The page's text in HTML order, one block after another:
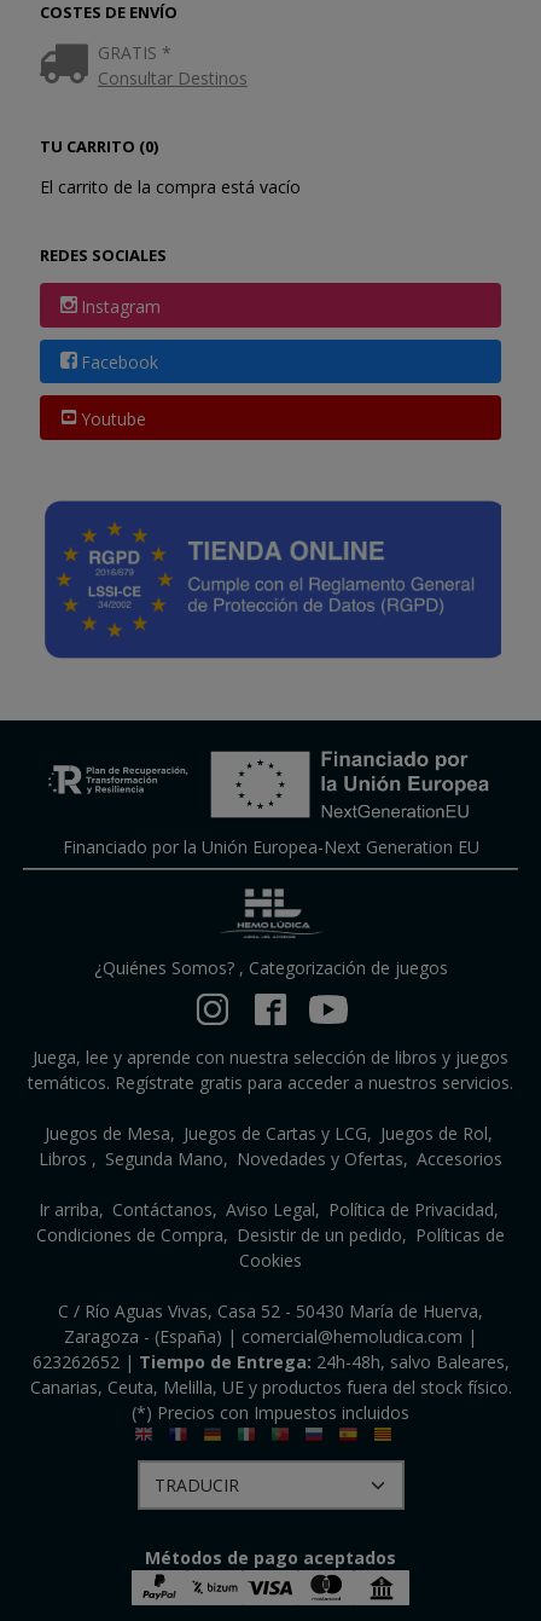
COSTES DE ENVÍO
GRATIS *
Consultar Destinos
TU CARRITO (0)
El carrito de la compra está vacío
REDES SOCIALES
Instagram
Facebook
Youtube
Financiado por la Unión Europea-Next Generation EU
¿Quiénes Somos?, Categorización de juegos
Juega, lee y aprende con nuestra selección de libros y juegos
temáticos. Regístrate gratis para acceder a nuestros servicios.
Juegos de Mesa Juegos de Cartas y LCG
Juegos de Rol
Libros
Segunda Mano Novedades y Ofertas Accesorios
Ir arriba Contáctanos Aviso Legal
Política de Privacidad
Condiciones de Compra
Desistir de un pedido
Políticas de
Cookies
C / Río Aguas Vivas, Casa 52 - 50430 María de Huerva,
Zaragoza - (España) | comercial@hemoludica.com |
623262652| Tiempo de Entrega: 24h-48h, salvo Baleares,
Canarias, Ceuta, Melilla, UE y productos fuera del stock físico.
(*) Precios con Impuestos incluidos
Métodos de pago aceptados